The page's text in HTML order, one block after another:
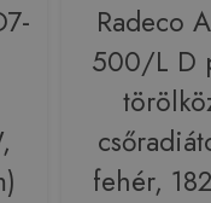
Radeco
500/L D
fehér,